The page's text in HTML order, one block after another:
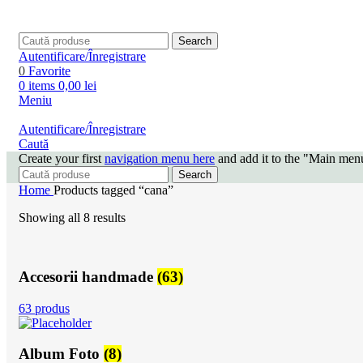
Search
Autentificare/Înregistrare
0 Favorite
0 items 0,00 lei
Meniu
Autentificare/Înregistrare
Caută
Create your first navigation menu here and add it to the "Main
Search
Home Products tagged “cana”
Showing all 8 results
Accesorii handmade (63)
63 produs
Album Foto (8)